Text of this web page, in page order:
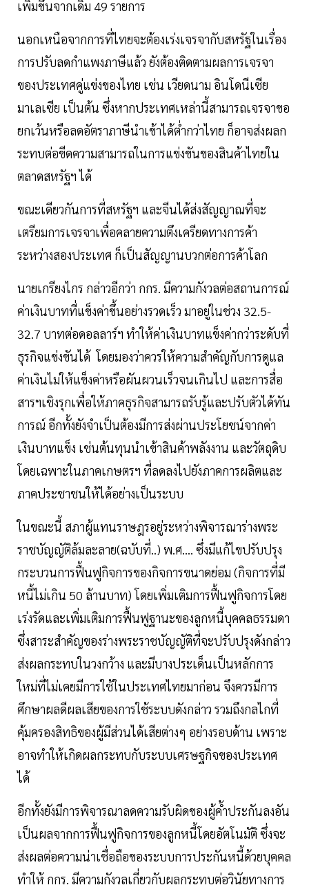
เพิ่มขึ้นจากเดิม 49 รายการ
นอกเหนือจากการที่ไทยจะต้องเร่งเจรจากับสหรัฐในเรื่อง
การปรับลดกำแพงภาษีแล้ว ยังต้องติดตามผลการเจรจา
ของประเทศคู่แข่งของไทย เช่น เวียดนาม อินโดนีเซีย
มาเลเซีย เป็นต้น ซึ่งหากประเทศเหล่านี้สามารถเจรจาขอ
ยกเว้นหรือลดอัตราภาษีนำเข้าได้ต่ำกว่าไทย ก็อาจส่งผลก
ระทบต่อขีดความสามารถในการแข่งขันของสินค้าไทยใน
ตลาดสหรัฐฯ ได้
ขณะเดียวกันการที่สหรัฐฯ และจีนได้ส่งสัญญาณที่จะ
เตรียมการเจรจาเพื่อคลายความตึงเครียดทางการค้า
ระหว่างสองประเทศ ก็เป็นสัญญานบวกต่อการค้าโลก
นายเกรียงไกร กล่าวอีกว่า กกร. มีความกังวลต่อสถานการณ์
ค่าเงินบาทที่แข็งค่าขึ้นอย่างรวดเร็ว มาอยู่ในช่วง 32.5-
32.7 บาทต่อดอลลาร์ฯ ทำให้ค่าเงินบาทแข็งค่ากว่าระดับที่
ธุรกิจแข่งขันได้ โดยมองว่าควรให้ความสำคัญกับการดูแล
ค่าเงินไม่ให้แข็งค่าหรือผันผวนเร็วจนเกินไป และการสื่อ
สารฯเชิงรุกเพื่อให้ภาคธุรกิจสามารถรับรู้และปรับตัวได้ทัน
การณ์ อีกทั้งยังจำเป็นต้องมีการส่งผ่านประโยชน์จากค่า
เงินบาทแข็ง เช่นต้นทุนนำเข้าสินค้าพลังงาน และวัตถุดิบ
โดยเฉพาะในภาคเกษตรฯ ที่ลดลงไปยังภาคการผลิตและ
ภาคประชาชนให้ได้อย่างเป็นระบบ
ในขณะนี้ สภาผู้แทนราษฎรอยู่ระหว่างพิจารณาร่างพระ
ราชบัญญัติล้มละลาย(ฉบับที่..) พ.ศ.... ซึ่งมีแก้ไขปรับปรุง
กระบวนการฟื้นฟูกิจการของกิจการขนาดย่อม (กิจการที่มี
หนี้ไม่เกิน 50 ล้านบาท) โดยเพิ่มเติมการฟื้นฟูกิจการโดย
เร่งรัดและเพิ่มเติมการฟื้นฟูฐานะของลูกหนี้บุคคลธรรมดา
ซึ่งสาระสำคัญของร่างพระราชบัญญัติที่จะปรับปรุงดังกล่าว
ส่งผลกระทบในวงกว้าง และมีบางประเด็นเป็นหลักการ
ใหม่ที่ไม่เคยมีการใช้ในประเทศไทยมาก่อน จึงควรมีการ
ศึกษาผลดีผลเสียของการใช้ระบบดังกล่าว รวมถึงกลไกที่
คุ้มครองสิทธิของผู้มีส่วนได้เสียต่างๆ อย่างรอบด้าน เพราะ
อาจทำให้เกิดผลกระทบกับระบบเศรษฐกิจของประเทศ
ได้
อีกทั้งยังมีการพิจารณาลดความรับผิดของผู้ค้ำประกันลงอัน
เป็นผลจากการฟื้นฟูกิจการของลูกหนี้โดยอัตโนมัติ ซึ่งจะ
ส่งผลต่อความน่าเชื่อถือของระบบการประกันหนี้ด้วยบุคคล
ทำให้ กกร. มีความกังวลเกี่ยวกับผลกระทบต่อวินัยทางการ